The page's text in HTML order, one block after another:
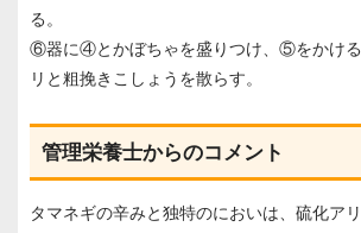
る。
⑥器に④とかぼちゃを盛りつけ、⑤をかける
リと粗挽きこしょうを散らす。
管理栄養士からのコメント
タマネギの辛みと独特のにおいは、硫化ア